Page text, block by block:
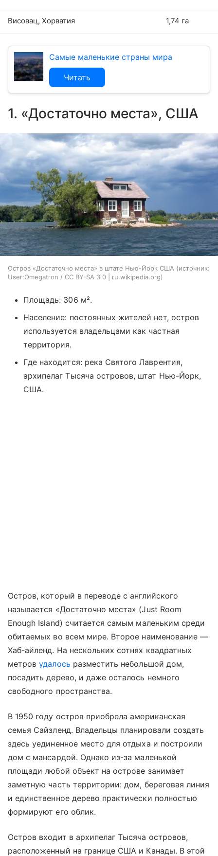
Висовац, Хорватия 1,74 га
Самые маленькие страны мира
Читать
1. «Достаточно места», США
Остров «Достаточно места» в штате Нью-Йорк США
источник:
User:Omegatron / CC BY-SA 3.0 | ru.wikipedia.org
Площадь: 306 м².
Население: постоянных жителей нет, остров
используется владельцами как частная
территория.
Где находится: река Святого Лаврентия,
архипелаг Тысяча островов, штат Нью-Йорк,
США.
Остров, который в переводе с английского
называется «Достаточно места» (Just Room
Enough Island) считается самым маленьким среди
обитаемых во всем мире. Второе наименование —
Хаб-айленд. На нескольких сотнях квадратных
метровудалось разместить небольшой дом,
посадить дерево, и даже осталось немного
свободного пространства.
В 1950 году остров приобрела американская
семья Сайзленд. Владельцы планировали создать
здесь уединенное место для отдыха и построили
дом с мансардой. Однако из-за маленькой
площади любой объект на острове занимает
заметную часть территории: дом, береговая линия
и единственное дерево практически полностью
формируют его облик.
Остров входит в архипелаг Тысяча островов,
расположенный на границе США и Канады. В этой